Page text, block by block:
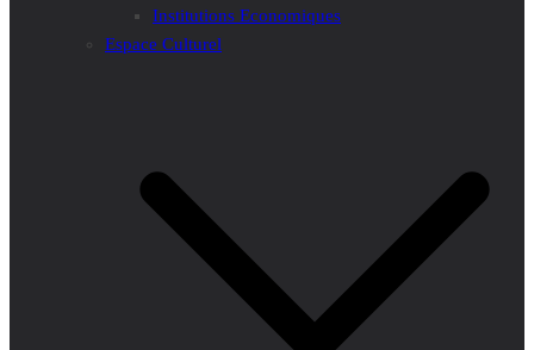
Institutions Economiques
Espace Culturel